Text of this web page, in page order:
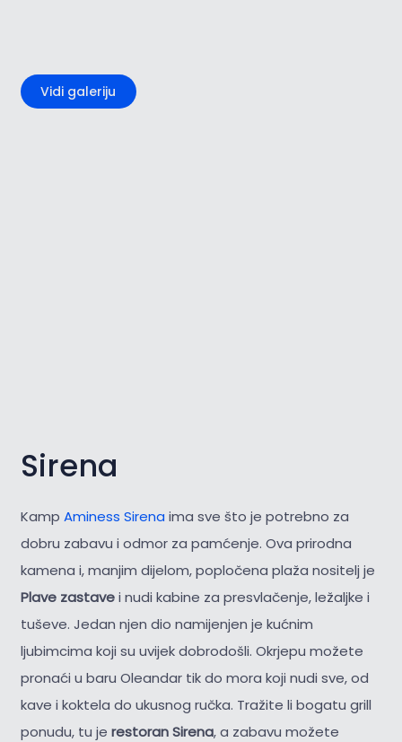
Vidi galeriju
Sirena
Kamp Aminess Sirena ima sve što je potrebno za
dobru zabavu i odmor za pamćenje. Ova prirodna
kamena i, manjim dijelom, popločena plaža nositelj je
Plave zastavei nudi kabine za presvlačenje, ležaljke i
tuševe. Jedan njen dio namijenjen je kućnim
ljubimcima koji su uvijek dobrodošli. Okrjepu možete
pronaći u baru Oleandar tik do mora koji nudi sve, od
kave i koktela do ukusnog ručka. Tražite li bogatu grill
ponudu, tu je restoran Sirena, a zabavu možete